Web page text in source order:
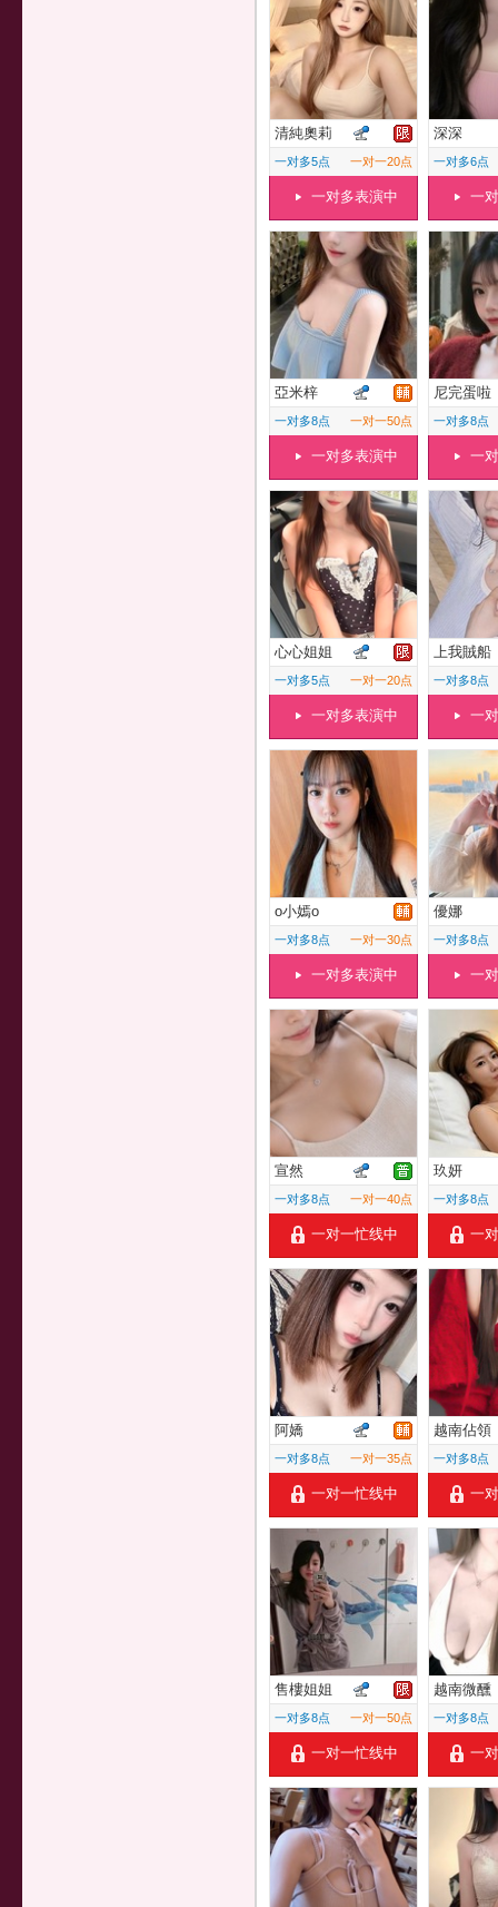
清純奧莉
一对多5点 一对一20点
一对多表演中
深深
一对多6点
一
亞米梓
一对多8点 一对一50点
一对多表演中
尼完蛋啦
一对多8点
一
心心姐姐
一对多5点 一对一20点
一对多表演中
上我賊船
一对多8点
一
o小嫣o
一对多8点 一对一30点
一对多表演中
優娜
一对多8点
一
宣然
一对多8点 一对一40点
一对一忙线中
玖妍
一对多8点
一
阿嬌
一对多8点 一对一35点
一对一忙线中
越南佔領
一对多8点
一
售樓姐姐
一对多8点 一对一50点
一对一忙线中
越南微醺
一对多8点
一